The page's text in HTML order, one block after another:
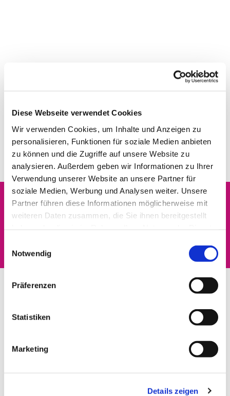
Diese Webseite verwendet Cookies
Wir verwenden Cookies, um Inhalte und Anzeigen zu
personalisieren, Funktionen für soziale Medien anbieten
zu können und die Zugriffe auf unsere Website zu
analysieren. Außerdem geben wir Informationen zu Ihrer
Verwendung unserer Website an unsere Partner für
soziale Medien, Werbung und Analysen weiter. Unsere
Partner führen diese Informationen möglicherweise mit
weiteren Daten zusammen, die Sie ihnen bereitgestellt
Notwendig
Präferenzen
Statistiken
Marketing
Details zeigen
Dies könnte Sie auch
interessieren